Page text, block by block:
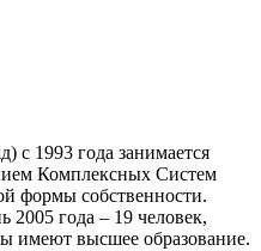
1993 года занимается
Комплексных Систем
формы собственности.
2005 года – 19 человек,
имеют высшее образование.